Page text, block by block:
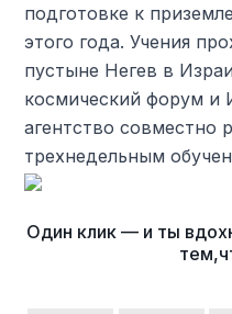
подготовке к
этого года. Учения
пустыне Негев в
космический форум и
агентство совместно
трехнедельным